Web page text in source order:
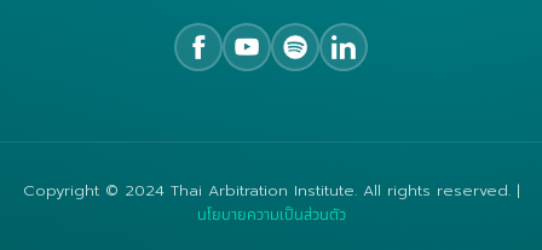
Copyright © 2024 Thai Arbitration Institute. All rights reserved. |
นโยบายความเป็นส่วนตัว